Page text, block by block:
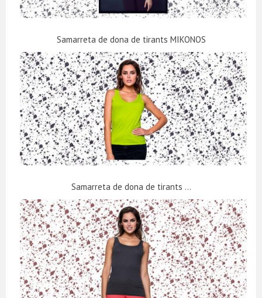
Samarreta de dona de tirants MIKONOS
Samarreta de dona de tirants ...